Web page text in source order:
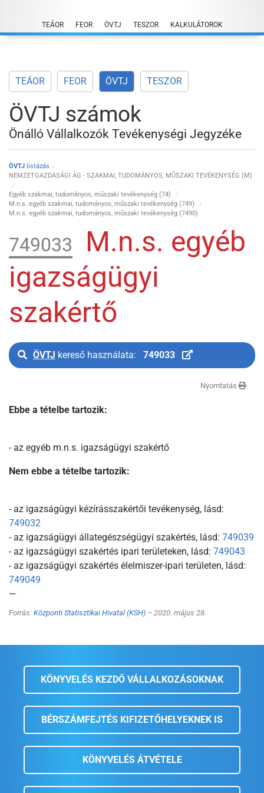
content
TEÁOR FEOR ÖVTJ TESZOR KALKULÁTOROK
TEÁOR FEOR ÖVTJ TESZOR
ÖVTJ számok
Önálló Vállalkozók Tevékenységi Jegyzéke
ÖVTJ listázás
NEMZETGAZDASÁGI ÁG - SZAKMAI, TUDOMÁNYOS, MŰSZAKI TEVÉKENYSÉG (M)
Egyéb szakmai, tudományos, műszaki tevékenység (74)
M.n.s. egyéb szakmai, tudományos, műszaki tevékenység (749)
M.n.s. egyéb szakmai, tudományos, műszaki tevékenység (7490)
749033
M.n.s. egyéb
igazságügyi
szakértő
ÖVTJ kereső használata: 749033
Nyomtatás
Ebbe a tételbe tartozik:
- az egyéb m.n.s. igazságügyi szakértő
Nem ebbe a tételbe tartozik:
- az igazságügyi kézírásszakértői tevékenység, lásd:
749032
- az igazságügyi állategészségügyi szakértés, lásd: 749039
- az igazságügyi szakértés ipari területeken, lásd: 749043
- az igazságügyi szakértés élelmiszer-ipari területen, lásd:
749049
—
Forrás: Központi Statisztikai Hivatal (KSH) – 2020. május 28.
KÖNYVELÉS KEZDŐ VÁLLALKOZÁSOKNAK
BÉRSZÁMFEJTÉS KIFIZETŐHELYEKNEK IS
KÖNYVELÉS ÁTVÉTELE